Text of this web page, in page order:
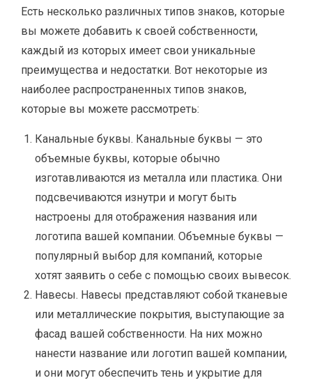
Есть несколько различных типов знаков, которые
вы можете добавить к своей собственности,
каждый из которых имеет свои уникальные
преимущества и недостатки. Вот некоторые из
наиболее распространенных типов знаков,
которые вы можете рассмотреть:
Канальные буквы. Канальные буквы — это
объемные буквы, которые обычно
изготавливаются из металла или пластика. Они
подсвечиваются изнутри и могут быть
настроены для отображения названия или
логотипа вашей компании. Объемные буквы —
популярный выбор для компаний, которые
хотят заявить о себе с помощью своих вывесок.
Навесы. Навесы представляют собой тканевые
или металлические покрытия, выступающие за
фасад вашей собственности. На них можно
нанести название или логотип вашей компании,
и они могут обеспечить тень и укрытие для